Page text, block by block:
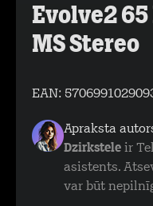
Evolve2
MS Stereo
EAN:
Apraksta
Dzirkstele ir
asistents.
var būt